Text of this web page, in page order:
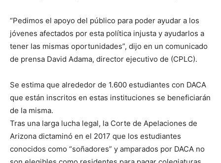
“Pedimos el apoyo del público para poder ayudar a los
jóvenes afectados por esta política injusta y ayudarlos a
tener las mismas oportunidades”, dijo en un comunicado
de prensa David Adama, director ejecutivo de (CPLC).
Se estima que alrededor de 1.600 estudiantes con DACA
que están inscritos en estas instituciones se beneficiarán
de la misma.
Tras una larga lucha legal, la Corte de Apelaciones de
Arizona dictaminó en el 2017 que los estudiantes
conocidos como “soñadores” y amparados por DACA no